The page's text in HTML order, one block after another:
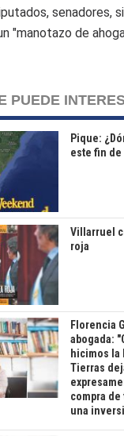
senadores,
"manotazo de
PUEDE
Pique:
este fin de
Villarruel
roja
Florencia
abogada:
hicimos la
Tierras
compra
una